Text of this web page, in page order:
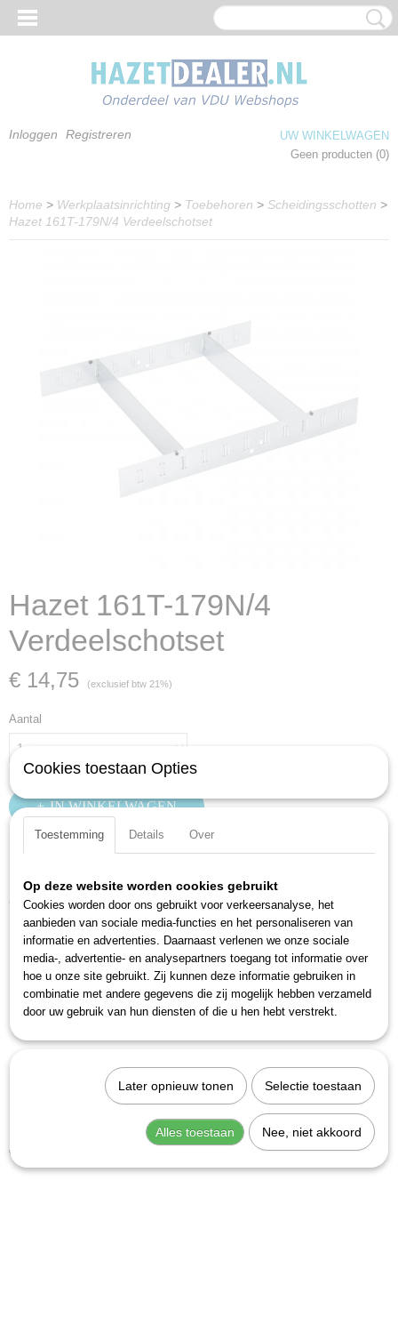
Inloggen Registreren
UW WINKELWAGEN
Geen producten (0)
Home > Werkplaatsinrichting > Toebehoren > Scheidingsschotten >
Hazet 161T-179N/4 Verdeelschotset
Hazet 161T-179N/4
Verdeelschotset
€ 14,75 (exclusief btw 21%)
Aantal
IN WINKELWAGEN
Productcode
EAN code
4000896215485
Productcode leverancier
161T-179N/4
Ook interessant
Hazet 161T-179NXL/5 Verdeelschotset
€ 22,83
Cookies toestaan Opties
Toestemming Details Over
Op deze website worden cookies gebruikt
Cookies worden door ons gebruikt voor verkeersanalyse, het
aanbieden van sociale media-functies en het personaliseren van
informatie en advertenties. Daarnaast verlenen we onze sociale
media-, advertentie- en analysepartners toegang tot informatie over
hoe u onze site gebruikt. Zij kunnen deze informatie gebruiken in
combinatie met andere gegevens die zij mogelijk hebben verzameld
door uw gebruik van hun diensten of die u hen hebt verstrekt.
Later opnieuw tonen Selectie toestaan
Alles toestaan Nee, niet akkoord